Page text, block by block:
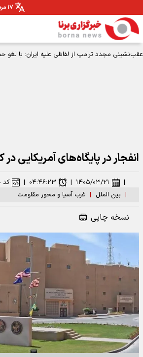
۱۷ مرداد ۱۴۰۵
عقب‌نشینی مجدد ترامپ از لفاظی علیه ایران: با لغو
انفجار در پایگاه‌های آمریکایی
| بین الملل | غرب آسیا و محور مقاومت
| ۱۴۰۵/۰۳/۲۱ | ۰۴:۴۶:۲۳ | کد
نسخه چاپی